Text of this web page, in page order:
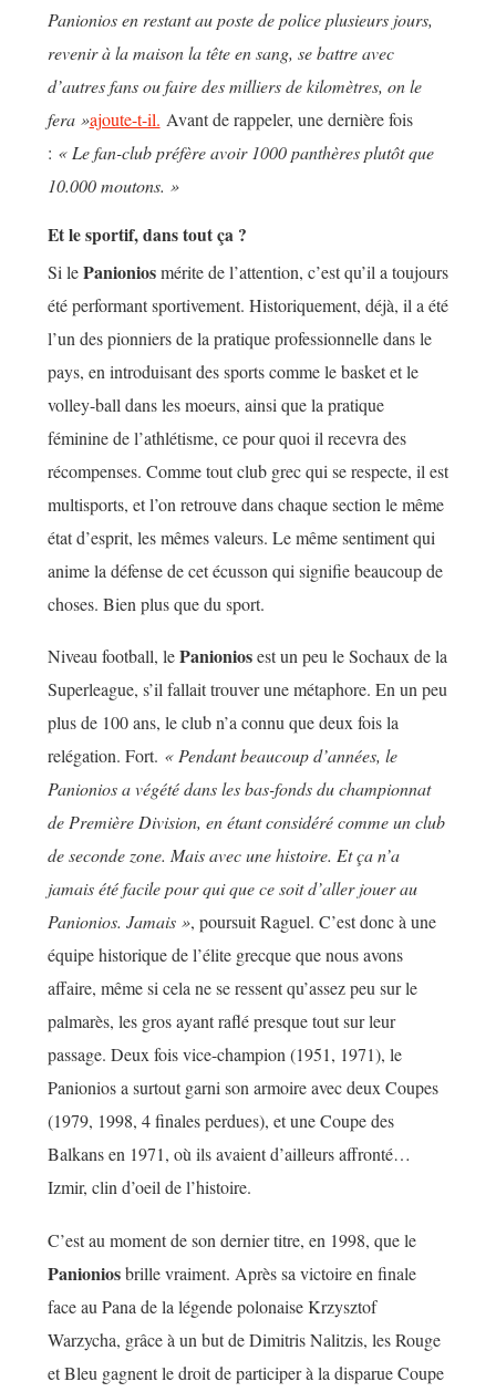
Panionios en restant au poste de police plusieurs jours,
revenir à la maison la tête en sang, se battre avec
d’autres fans ou faire des milliers de kilomètres, on le
fera »ajoute-t-il. Avant de rappeler, une dernière fois
: « Le fan-club préfère avoir 1000 panthères plutôt que
10.000 moutons. »
Et le sportif, dans tout ça ?
Si lePanioniosmérite de l’attention, c’est qu’il a toujours
été performant sportivement. Historiquement, déjà, il a été
l’un des pionniers de la pratique professionnelle dans le
pays, en introduisant des sports comme le basket et le
volley-ball dans les moeurs, ainsi que la pratique
féminine de l’athlétisme, ce pour quoi il recevra des
récompenses. Comme tout club grec qui se respecte, il est
multisports, et l’on retrouve dans chaque section le même
état d’esprit, les mêmes valeurs. Le même sentiment qui
anime la défense de cet écusson qui signifie beaucoup de
choses. Bien plus que du sport.
Niveau football, lePanioniosest un peu le Sochaux de la
Superleague, s’il fallait trouver une métaphore. En un peu
plus de 100 ans, le club n’a connu que deux fois la
relégation. Fort. « Pendant beaucoup d’années, le
Panionios a végété dans les bas-fonds du championnat
de Première Division, en étant considéré comme un club
de seconde zone. Mais avec une histoire. Et ça n’a
jamais été facile pour qui que ce soit d’aller jouer au
Panionios. Jamais », poursuit Raguel. C’est donc à une
équipe historique de l’élite grecque que nous avons
affaire, même si cela ne se ressent qu’assez peu sur le
palmarès, les gros ayant raflé presque tout sur leur
passage. Deux fois vice-champion (1951, 1971), le
Panionios a surtout garni son armoire avec deux Coupes
(1979, 1998, 4 finales perdues), et une Coupe des
Balkans en 1971, où ils avaient d’ailleurs affronté…
Izmir, clin d’oeil de l’histoire.
C’est au moment de son dernier titre, en 1998, que le
Panioniosbrille vraiment. Après sa victoire en finale
face au Pana de la légende polonaise Krzysztof
Warzycha, grâce à un but de Dimitris Nalitzis, les Rouge
et Bleu gagnent le droit de participer à la disparue Coupe